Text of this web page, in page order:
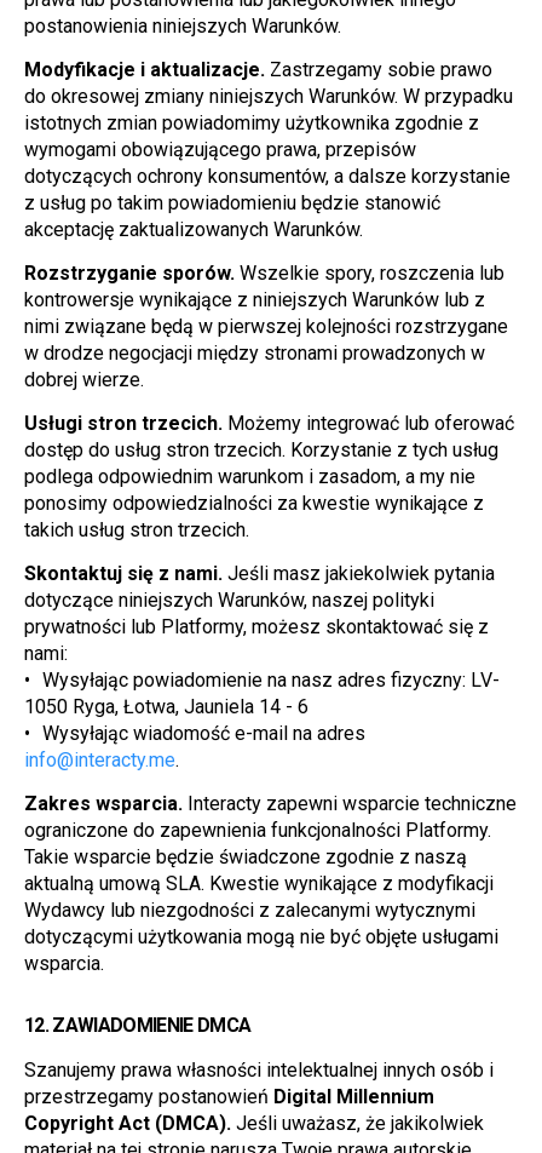
postanowienia niniejszych Warunków.
Modyfikacje i aktualizacje. Zastrzegamy sobie prawo
do okresowej zmiany niniejszych Warunków. W przypadku
istotnych zmian powiadomimy użytkownika zgodnie z
wymogami obowiązującego prawa, przepisów
dotyczących ochrony konsumentów, a dalsze korzystanie
z usług po takim powiadomieniu będzie stanowić
akceptację zaktualizowanych Warunków.
Rozstrzyganie sporów. Wszelkie spory, roszczenia lub
kontrowersje wynikające z niniejszych Warunków lub z
nimi związane będą w pierwszej kolejności rozstrzygane
w drodze negocjacji między stronami prowadzonych w
dobrej wierze.
Usługi stron trzecich. Możemy integrować lub oferować
dostęp do usług stron trzecich. Korzystanie z tych usług
podlega odpowiednim warunkom i zasadom, a my nie
ponosimy odpowiedzialności za kwestie wynikające z
takich usług stron trzecich.
Skontaktuj się z nami. Jeśli masz jakiekolwiek pytania
dotyczące niniejszych Warunków, naszej polityki
prywatności lub Platformy, możesz skontaktować się z
nami:
Wysyłając powiadomienie na nasz adres fizyczny: LV-
1050 Ryga, Łotwa, Jauniela 14 - 6
info@interacty.me.
Zakres wsparcia. Interacty zapewni wsparcie techniczne
ograniczone do zapewnienia funkcjonalności Platformy.
Takie wsparcie będzie świadczone zgodnie z naszą
aktualną umową SLA. Kwestie wynikające z modyfikacji
Wydawcy lub niezgodności z zalecanymi wytycznymi
dotyczącymi użytkowania mogą nie być objęte usługami
wsparcia.
12. ZAWIADOMIENIE DMCA
Szanujemy prawa własności intelektualnej innych osób i
przestrzegamy postanowień Digital Millennium
Copyright Act (DMCA). Jeśli uważasz, że jakikolwiek